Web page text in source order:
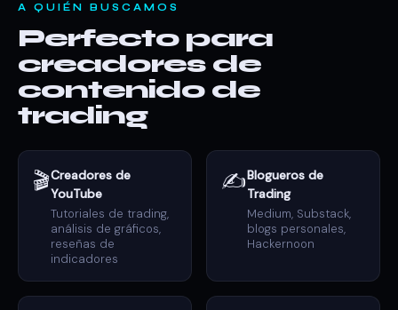
A QUIÉN BUSCAMOS
Perfecto para
creadores de
contenido de
trading
🎬Creadores de
YouTube
Tutoriales de trading,
análisis de gráficos,
reseñas de
indicadores
✍️Blogueros de
Trading
Medium, Substack,
blogs personales,
Hackernoon